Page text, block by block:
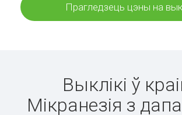
Прагледзець цэны на
Выклікі ў
Мікранезія з